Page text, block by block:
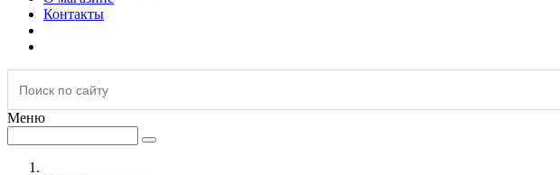
Контакты
Меню